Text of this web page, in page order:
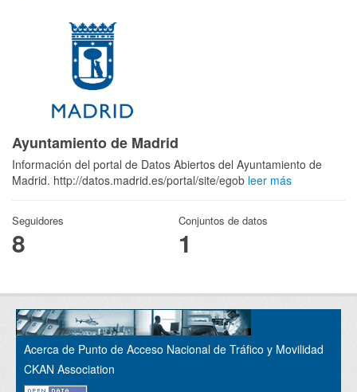
Ayuntamiento de Madrid
Información del portal de Datos Abiertos del Ayuntamiento de
Madrid. http://datos.madrid.es/portal/site/egob leer más
Seguidores
8
Conjuntos de datos
1
Acerca de Punto de Acceso Nacional de Tráfico y Movilidad
CKAN Association